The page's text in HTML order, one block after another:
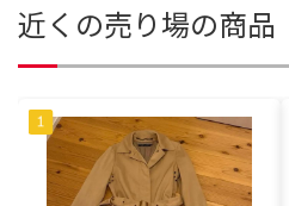
近くの売り場の商品